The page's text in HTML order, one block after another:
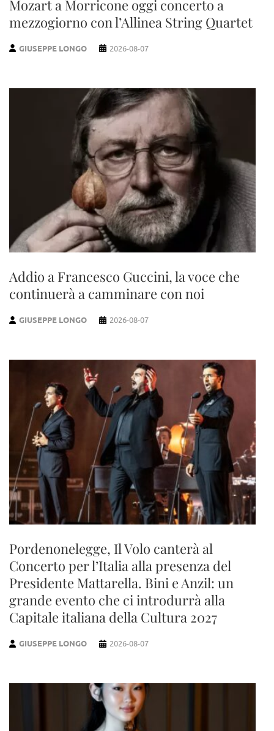
Mozart a Morricone oggi concerto a
mezzogiorno con l’Allinea String Quartet
GIUSEPPE LONGO 2026-08-07
Addio a Francesco Guccini, la voce che
continuerà a camminare con noi
GIUSEPPE LONGO 2026-08-07
Pordenonelegge, Il Volo canterà al
Concerto per l’Italia alla presenza del
Presidente Mattarella. Bini e Anzil: un
grande evento che ci introdurrà alla
Capitale italiana della Cultura 2027
GIUSEPPE LONGO 2026-08-07